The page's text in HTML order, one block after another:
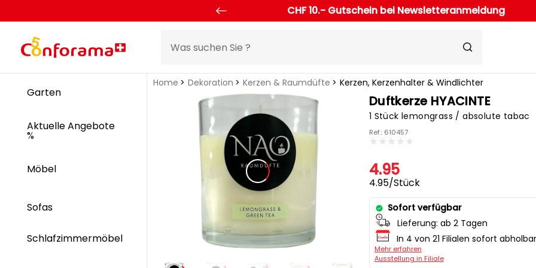
CHF 10.- Gutschein bei Newsletteranmeldung
Garten
Aktuelle Angebote
%
Möbel
Sofas
Schlafzimmermöbel
Home Dekoration Kerzen & Raumdüfte Kerzen, Kerzenhalter & Windlichter
Duftkerze HYACINTE
1 Stück lemongrass / absolute tabac
Ref.: 610457
4.95
4.95/Stück
Sofort verfügbar
Lieferung: ab 2 Tagen
In 4 von 21 Filialen sofort abholbar
Mehr erfahren
Ausstellung in Filiale